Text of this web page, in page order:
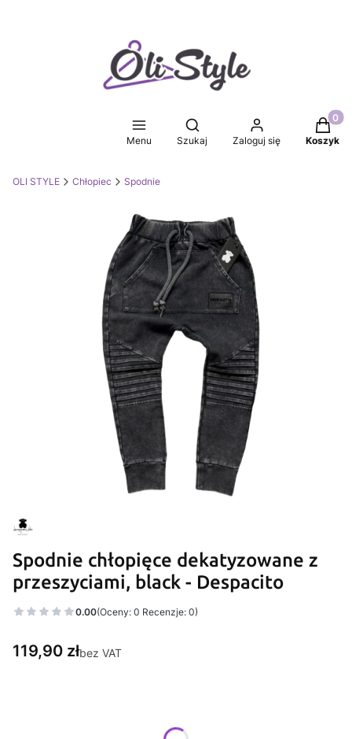
Menu
Otwórz wyszukiwarkę
Szukaj Zaloguj się Koszyk
OLI STYLE Chłopiec Spodnie
Spodnie chłopięce dekatyzowane z
przeszyciami, black - Despacito
0.00(Oceny: 0 Recenzje: 0)
Cena
119,90 złbez VAT